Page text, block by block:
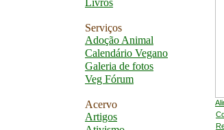
Livros
Serviços
Adoção Animal
Calendário Vegano
Galeria de fotos
Veg Fórum
Acervo
Artigos